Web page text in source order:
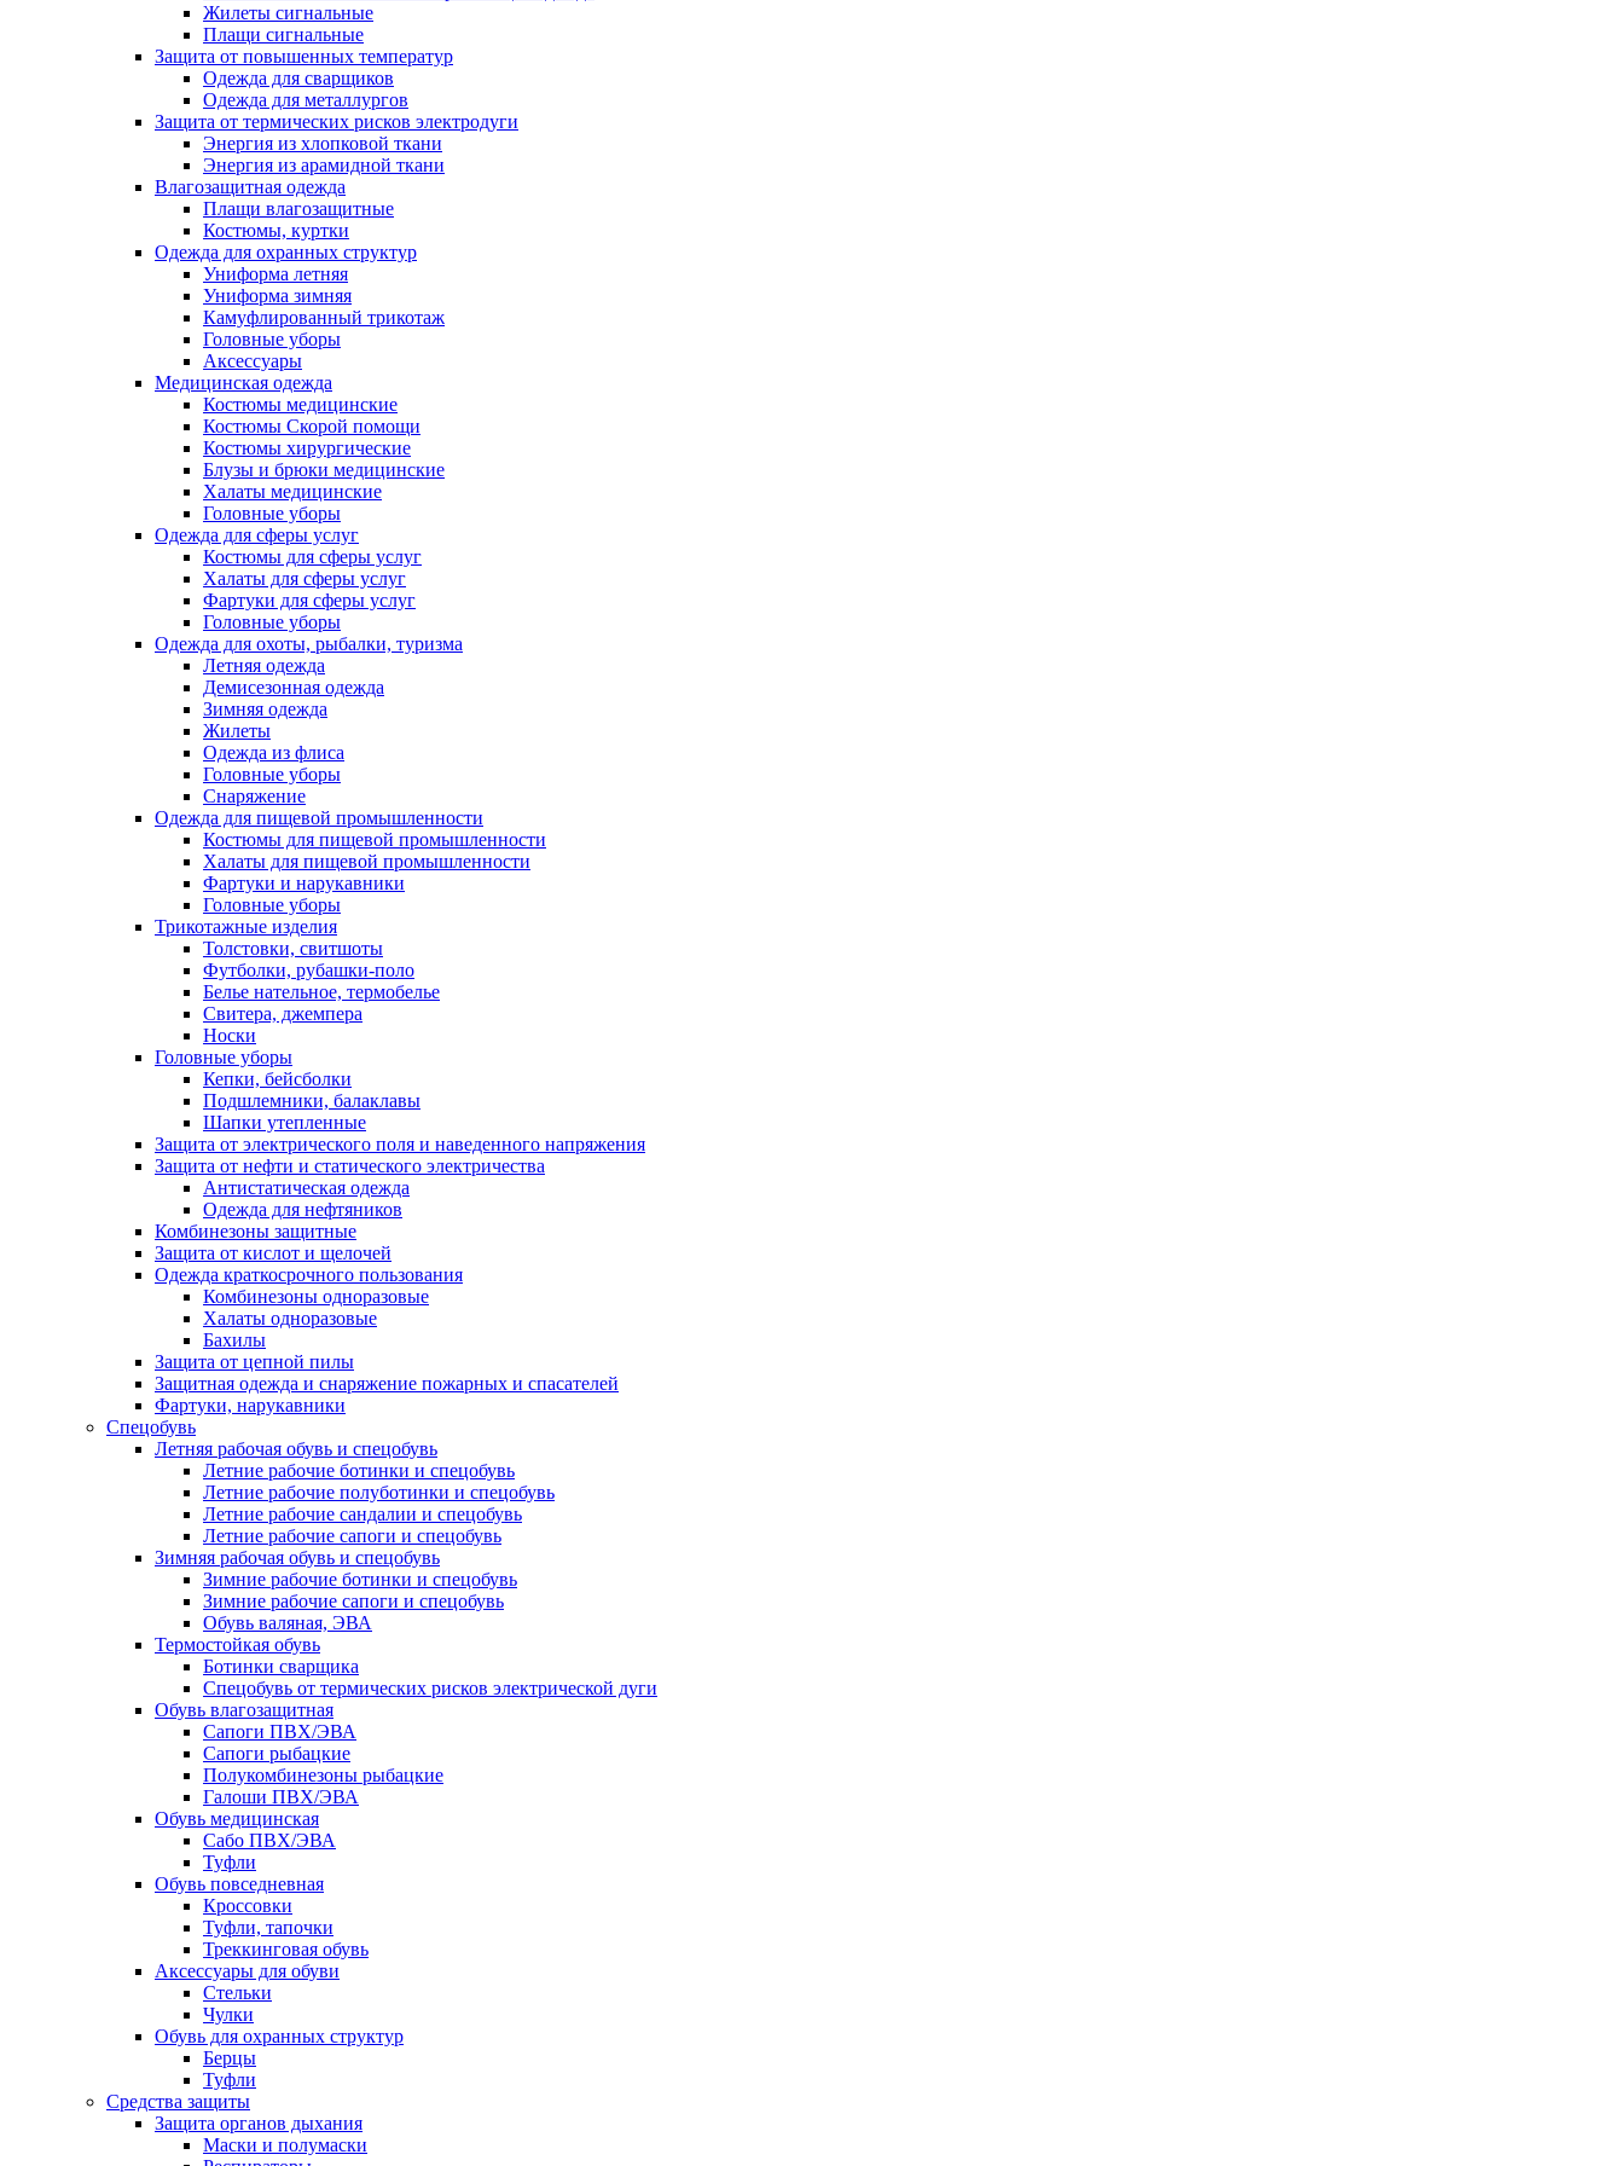
Жилеты сигнальные
Плащи сигнальные
Защита от повышенных температур
Одежда для сварщиков
Одежда для металлургов
Защита от термических рисков электродуги
Энергия из хлопковой ткани
Энергия из арамидной ткани
Влагозащитная одежда
Плащи влагозащитные
Костюмы, куртки
Одежда для охранных структур
Униформа летняя
Униформа зимняя
Камуфлированный трикотаж
Головные уборы
Аксессуары
Медицинская одежда
Костюмы медицинские
Костюмы Скорой помощи
Костюмы хирургические
Блузы и брюки медицинские
Халаты медицинские
Головные уборы
Одежда для сферы услуг
Костюмы для сферы услуг
Халаты для сферы услуг
Фартуки для сферы услуг
Головные уборы
Одежда для охоты, рыбалки, туризма
Летняя одежда
Демисезонная одежда
Зимняя одежда
Жилеты
Одежда из флиса
Головные уборы
Снаряжение
Одежда для пищевой промышленности
Костюмы для пищевой промышленности
Халаты для пищевой промышленности
Фартуки и нарукавники
Головные уборы
Трикотажные изделия
Толстовки, свитшоты
Футболки, рубашки-поло
Белье нательное, термобелье
Свитера, джемпера
Носки
Головные уборы
Кепки, бейсболки
Подшлемники, балаклавы
Шапки утепленные
Защита от электрического поля и наведенного напряжения
Защита от нефти и статического электричества
Антистатическая одежда
Одежда для нефтяников
Комбинезоны защитные
Защита от кислот и щелочей
Одежда краткосрочного пользования
Комбинезоны одноразовые
Халаты одноразовые
Бахилы
Защита от цепной пилы
Защитная одежда и снаряжение пожарных и спасателей
Фартуки, нарукавники
Спецобувь
Летняя рабочая обувь и спецобувь
Летние рабочие ботинки и спецобувь
Летние рабочие полуботинки и спецобувь
Летние рабочие сандалии и спецобувь
Летние рабочие сапоги и спецобувь
Зимняя рабочая обувь и спецобувь
Зимние рабочие ботинки и спецобувь
Зимние рабочие сапоги и спецобувь
Обувь валяная, ЭВА
Термостойкая обувь
Ботинки сварщика
Спецобувь от термических рисков электрической дуги
Обувь влагозащитная
Сапоги ПВХ/ЭВА
Сапоги рыбацкие
Полукомбинезоны рыбацкие
Галоши ПВХ/ЭВА
Обувь медицинская
Сабо ПВХ/ЭВА
Туфли
Обувь повседневная
Кроссовки
Туфли, тапочки
Треккинговая обувь
Аксессуары для обуви
Стельки
Чулки
Обувь для охранных структур
Берцы
Туфли
Средства защиты
Защита органов дыхания
Маски и полумаски